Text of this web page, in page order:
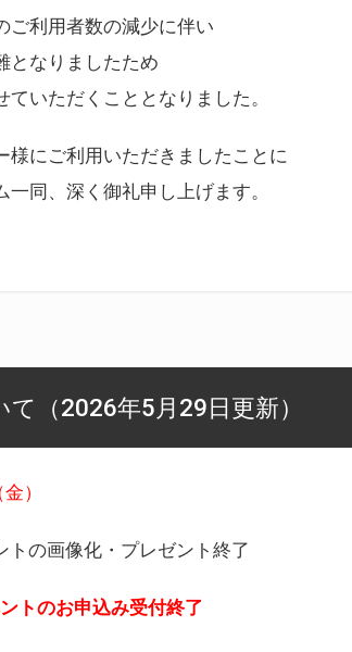
ご利用者数の減少に伴い
となりましたため
いただくこととなりました。
にご利用いただきましたことに
同、深く御礼申し上げます。
（2026年5月29日更新）
）
の画像化・プレゼント終了
トのお申込み受付終了